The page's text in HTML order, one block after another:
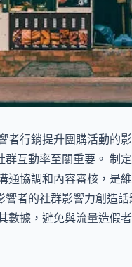
行銷提升團購活動的
互動率至關重要。 制
協調和內容審核，是
者的社群影響力創造
據，避免與流量造假